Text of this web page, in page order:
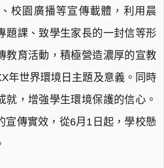
校園廣播等宣傳載體，利用晨
題課、致學生家長的一封信等形
教育活動，積極營造濃厚的宣教
年世界環境日主題及意義。同時
就，增強學生環境保護的信心。
宣傳實效，從6月1日起，學校懸